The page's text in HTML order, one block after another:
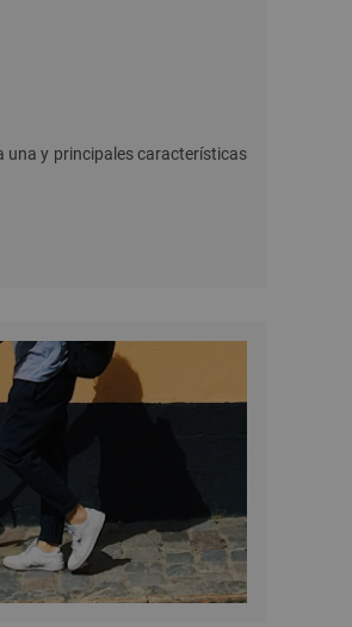
una y principales características